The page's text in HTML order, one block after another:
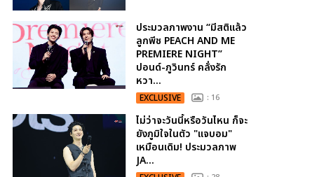
ประมวลภาพงาน “มีสติแล้ว
ลูกพีช PEACH AND ME
PREMIERE NIGHT”
ปอนด์-ภูวินทร์ คลั่งรัก
หวา...
EXCLUSIVE : 16
ไม่ว่าจะวันนี้หรือวันไหน ก็จะ
ยังภูมิใจในตัว "แจบอม"
เหมือนเดิม! ประมวลภาพ
JA...